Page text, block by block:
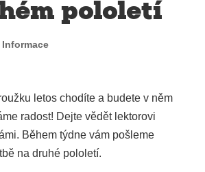
pololetí
Informace
letos chodíte a budete v něm
radost! Dejte vědět lektorovi
Během týdne vám pošleme
na druhé pololetí.